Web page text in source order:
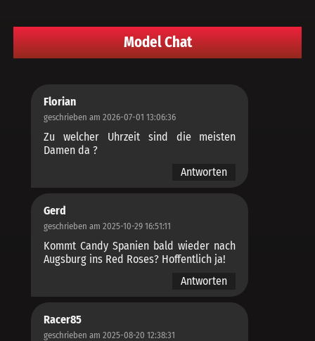
Model Chat
Florian
geschrieben am 2026-07-01 13:06:36
Zu welcher Uhrzeit sind die meisten
Damen da ?
Antworten
Gerd
geschrieben am 2025-10-29 16:51:11
Kommt Candy Spanien bald wieder nach
Augsburg ins Red Roses? Hoffentlich ja!
Antworten
Racer85
geschrieben am 2025-08-20 12:38:31